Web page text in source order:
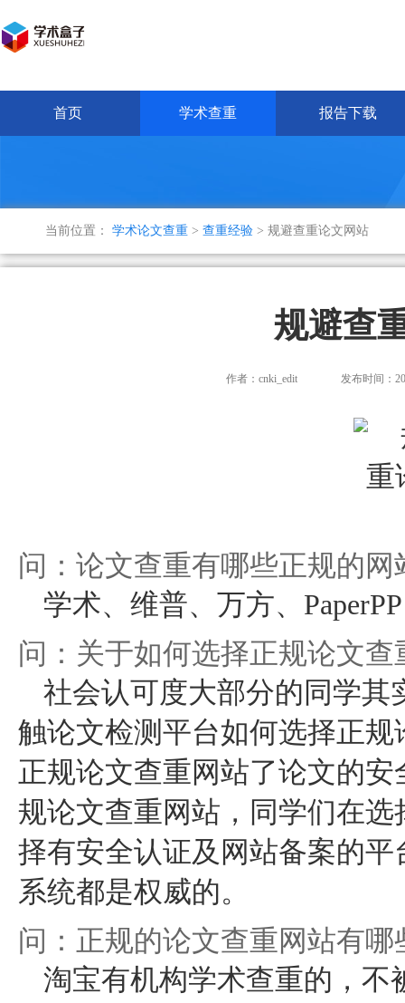
首页 学术查重 报告下载
当前位置： 学术论文查重 > 查重经验 > 规避查重论文网站
规避查
作者：cnki_edit 发布时间：
问：论文查重有哪些正规的网
学术、维普、万方、
问：关于如何选择正规论文查
社会认可度大部分的同学其
触论文检测平台如何选择正规
正规论文查重网站了论文的安
规论文查重网站 ，同学们在
择有安全认证及网站备案的平
系统都是权威的。
问：正规的论文查重网站有哪
淘宝有机构学术查重的，不